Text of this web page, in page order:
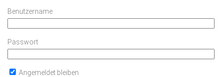
Benutzername
Passwort
Angemeldet bleiben